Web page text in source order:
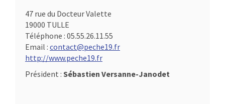
47 rue du Docteur Valette
19000 TULLE
Téléphone : 05.55.26.11.55
Email : contact@peche19.fr
http://www.peche19.fr
Président : Sébastien Versanne-Janodet